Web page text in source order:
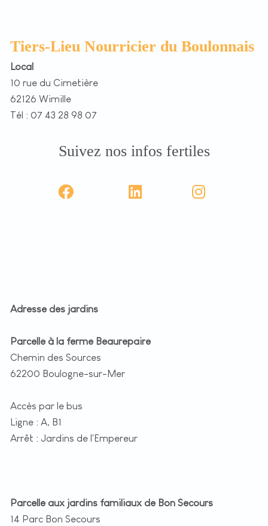
Tiers-Lieu Nourricier du Boulonnais
Local
10 rue du Cimetière
62126 Wimille
Tél : 07 43 28 98 07
Suivez nos infos fertiles
Adresse des jardins
Parcelle à la ferme Beaurepaire
Chemin des Sources
62200 Boulogne-sur-Mer
Accès par le bus
Ligne : A, B1
Arrêt : Jardins de l'Empereur
Parcelle aux jardins familiaux de Bon Secours
14 Parc Bon Secours